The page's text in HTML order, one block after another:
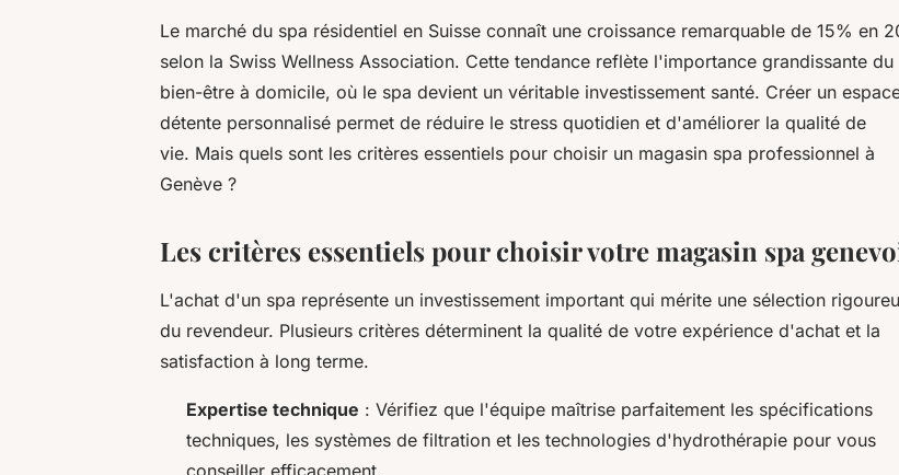
Le marché du spa résidentiel en Suisse connaît une croissance remarquable de 15% en
selon la Swiss Wellness Association. Cette tendance reflète l'importance grandissante du
bien-être à domicile, où le spa devient un véritable investissement santé. Créer un
détente personnalisé permet de réduire le stress quotidien et d'améliorer la qualité de
vie. Mais quels sont les critères essentiels pour choisir un magasin spa professionnel à
Genève ?
Les critères essentiels pour choisir votre magasin spa
L'achat d'un spa représente un investissement important qui mérite une sélection
du revendeur. Plusieurs critères déterminent la qualité de votre expérience d'achat et la
satisfaction à long terme.
Expertise technique : Vérifiez que l'équipe maîtrise parfaitement les spécifications
techniques, les systèmes de filtration et les technologies d'hydrothérapie pour vous